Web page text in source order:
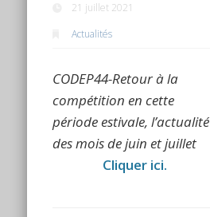
21 juillet 2021
Actualités
CODEP44-Retour à la
compétition en cette
période estivale, l’actualité
des mois de juin et juillet
Cliquer ici.